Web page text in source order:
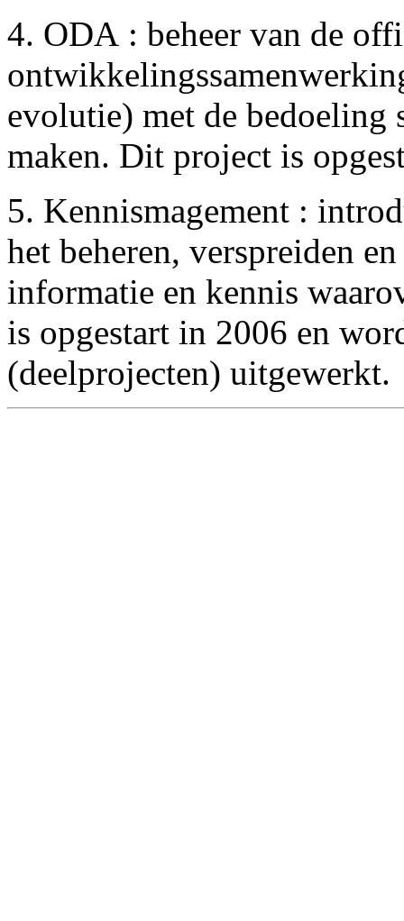
4. ODA : beheer van de
evolutie) met de
maken. Dit project is
5. Kennismagement :
het beheren, verspreiden
informatie en kennis
is opgestart in 2006 en
(deelprojecten) uitgewerkt.